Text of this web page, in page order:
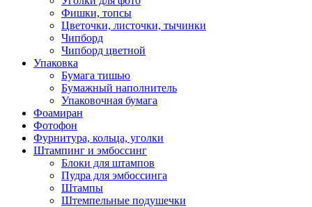
Фишки, топсы
Цветочки, листочки, тычинки
Чипборд
Чипборд цветной
Упаковка
Бумага тишью
Бумажный наполнитель
Упаковочная бумага
Фоамиран
Фотофон
Фурнитура, кольца, уголки
Штампинг и эмбоссинг
Блоки для штампов
Пудра для эмбоссинга
Штампы
Штемпельные подушечки